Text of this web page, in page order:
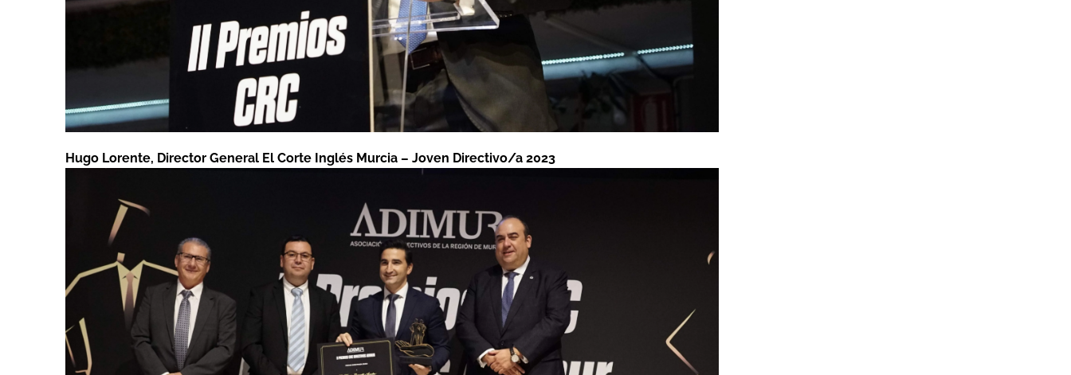
Hugo Lorente, Director General El Corte Inglés Murcia – Joven Directivo/a 2023